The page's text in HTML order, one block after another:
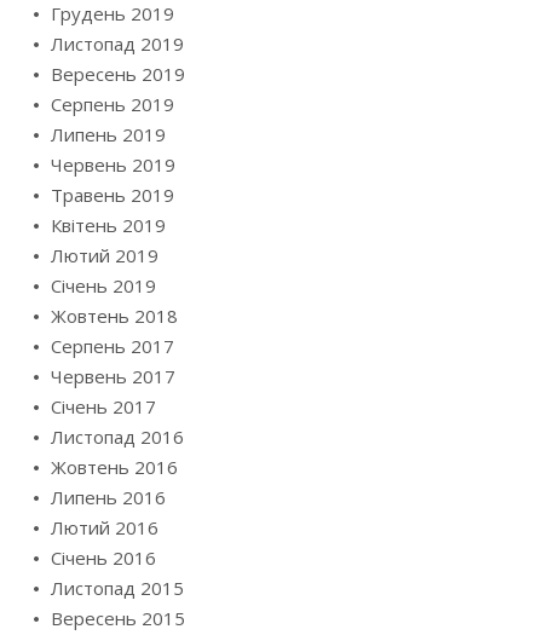
Грудень 2019
Листопад 2019
Вересень 2019
Серпень 2019
Липень 2019
Червень 2019
Травень 2019
Квітень 2019
Лютий 2019
Січень 2019
Жовтень 2018
Серпень 2017
Червень 2017
Січень 2017
Листопад 2016
Жовтень 2016
Липень 2016
Лютий 2016
Січень 2016
Листопад 2015
Вересень 2015